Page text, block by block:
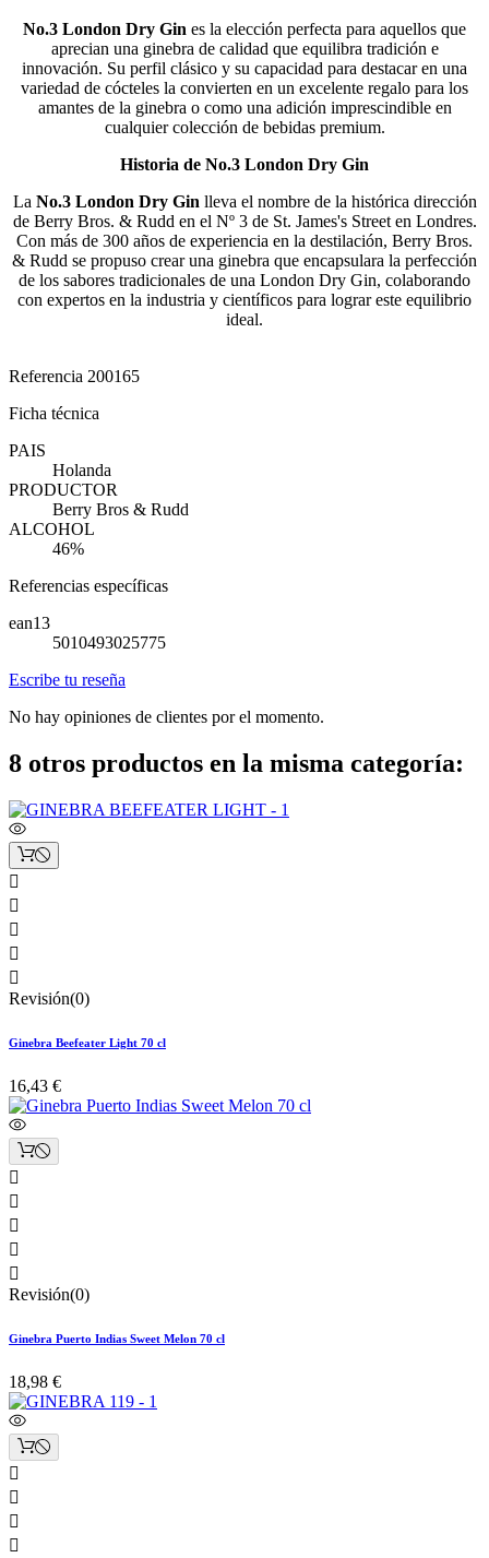
No.3 London Dry Gin es la elección perfecta para aquellos que
aprecian una ginebra de calidad que equilibra tradición e
innovación. Su perfil clásico y su capacidad para destacar en una
variedad de cócteles la convierten en un excelente regalo para los
amantes de la ginebra o como una adición imprescindible en
cualquier colección de bebidas premium.
Historia de No.3 London Dry Gin
La No.3 London Dry Gin lleva el nombre de la histórica dirección
de Berry Bros. & Rudd en el Nº 3 de St. James's Street en Londres.
Con más de 300 años de experiencia en la destilación, Berry Bros.
& Rudd se propuso crear una ginebra que encapsulara la perfección
de los sabores tradicionales de una London Dry Gin, colaborando
con expertos en la industria y científicos para lograr este equilibrio
ideal.
Referencia 200165
Ficha técnica
PAIS
Holanda
PRODUCTOR
Berry Bros & Rudd
ALCOHOL
46%
Referencias específicas
ean13
5010493025775
Escribe tu reseña
No hay opiniones de clientes por el momento.
8 otros productos en la misma categoría:





Revisión(0)
Ginebra Beefeater Light 70 cl
16,43 €





Revisión(0)
Ginebra Puerto Indias Sweet Melon 70 cl
18,98 €



